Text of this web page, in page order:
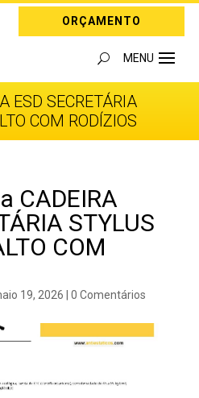
ORÇAMENTO
ESD SECRETÁRIA
COM RODÍZIOS
CADEIRA
STYLUS
COM
19, 2026 | 0 Comentários